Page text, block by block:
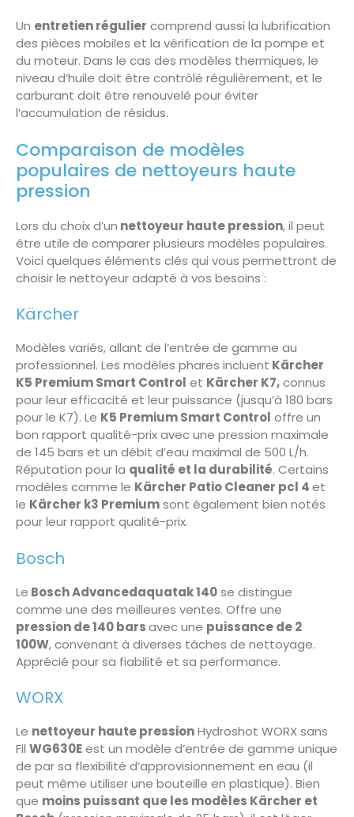
Un entretien régulier comprend aussi la lubrification
des pièces mobiles et la vérification de la pompe et
du moteur. Dans le cas des modèles thermiques, le
niveau d’huile doit être contrôlé régulièrement, et le
carburant doit être renouvelé pour éviter
l’accumulation de résidus.
Comparaison de modèles
populaires de nettoyeurs haute
pression
Lors du choix d’un nettoyeur haute pression, il peut
être utile de comparer plusieurs modèles populaires.
Voici quelques éléments clés qui vous permettront de
choisir le nettoyeur adapté à vos besoins :
Kärcher
Modèles variés, allant de l’entrée de gamme au
professionnel. Les modèles phares incluent Kärcher
K5 Premium Smart Control et Kärcher K7,connus
pour leur efficacité et leur puissance (jusqu’à 180 bars
pour le K7). Le K5 Premium Smart Control offre un
bon rapport qualité-prix avec une pression maximale
de 145 bars et un débit d’eau maximal de 500 L/h.
Réputation pour la qualité et la durabilité. Certains
modèles comme le Kärcher Patio Cleaner pcl 4et
le Kärcher k3 Premiumsont également bien notés
pour leur rapport qualité-prix.
Bosch
Le Bosch Advancedaquatak 140se distingue
comme une des meilleures ventes. Offre une
pression de 140 barsavec une puissance de 2
100W, convenant à diverses tâches de nettoyage.
Apprécié pour sa fiabilité et sa performance.
WORX
Le nettoyeur haute pressionHydroshot WORX sans
Fil WG630Eest un modèle d’entrée de gamme unique
de par sa flexibilité d’approvisionnement en eau (il
peut même utiliser une bouteille en plastique). Bien
que moins puissant que les modèles Kärcher et